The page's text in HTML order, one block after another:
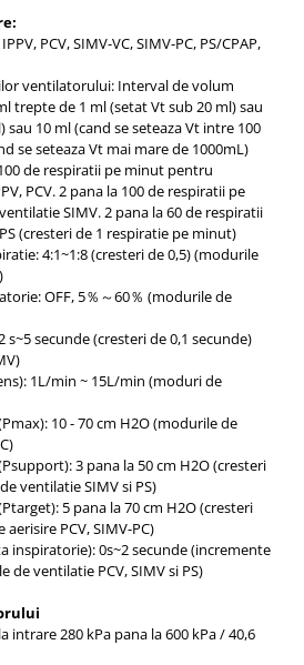
si
PCV, SIMV-VC, SIMV-PC, PS/CPAP,
ventilatorului: Interval de volum
trepte de 1 ml (setat Vt sub 20 ml) sau
sau 10 ml (cand se seteaza Vt intre 100
se seteaza Vt mai mare de 1000mL)
de respiratii pe minut pentru
PCV. 2 pana la 100 de respiratii pe
SIMV. 2 pana la 60 de respiratii
(cresteri de 1 respiratie pe minut)
4:1~1:8 (cresteri de 0,5) (modurile
OFF, 5％～60％ (modurile de
s~5 secunde (cresteri de 0,1 secunde)
1L/min ~ 15L/min (moduri de
10 - 70 cm H2O (modurile de
3 pana la 50 cm H2O (cresteri
ventilatie SIMV si PS)
5 pana la 70 cm H2O (cresteri
PCV, SIMV-PC)
inspiratorie): 0s~2 secunde (incremente
de ventilatie PCV, SIMV si PS)
intrare 280 kPa pana la 600 kPa / 40,6